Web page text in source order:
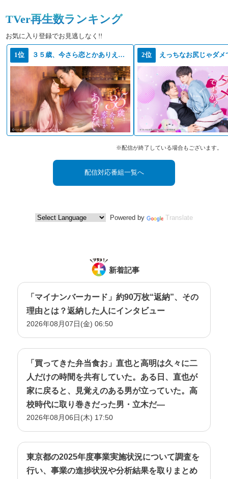
TVer再生数ランキング
お気に入り登録でお見逃しなく!!
1位 ３５歳、今さら恋とかありえない 2位 えっちなお尻じゃダメ
※配信が終了している場合もございます。
配信対応番組一覧へ
Powered by Translate
新着記事
「マイナンバーカード」約90万枚“返納”、その
理由とは？返納した人にインタビュー
2026年08月07日(金) 06:50
「買ってきた弁当食お」直也と高明は久々に二
人だけの時間を共有していた。ある日、直也が
家に戻ると、見覚えのある男が立っていた。高
校時代に取り巻きだった男・立木だ―
2026年08月06日(木) 17:50
東京都の2025年度事業実施状況について調査を
行い、事業の進捗状況や分析結果を取りまとめ